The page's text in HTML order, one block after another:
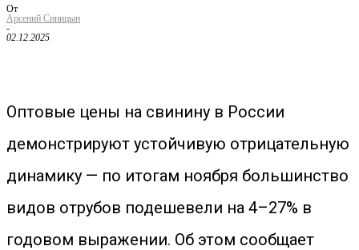
От
Арсений Синицын
-
02.12.2025
Оптовые цены на свинину в России
демонстрируют устойчивую отрицательную
динамику — по итогам ноября большинство
видов отрубов подешевели на 4–27% в
годовом выражении. Об этом сообщает